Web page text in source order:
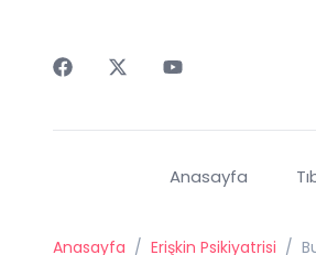
Anasayfa
Anasayfa / Erişkin Psikiyatrisi /